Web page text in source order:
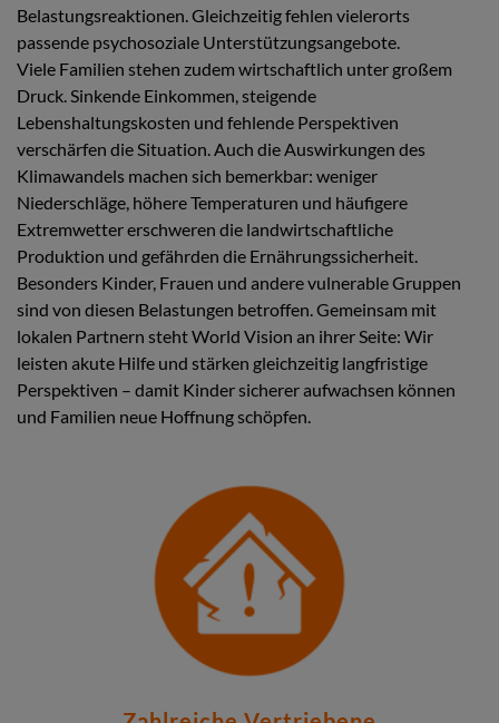
Belastungsreaktionen. Gleichzeitig fehlen vielerorts
passende psychosoziale Unterstützungsangebote.
Viele Familien stehen zudem wirtschaftlich unter großem
Druck. Sinkende Einkommen, steigende
Lebenshaltungskosten und fehlende Perspektiven
verschärfen die Situation. Auch die Auswirkungen des
Klimawandels machen sich bemerkbar: weniger
Niederschläge, höhere Temperaturen und häufigere
Extremwetter erschweren die landwirtschaftliche
Produktion und gefährden die Ernährungssicherheit.
Besonders Kinder, Frauen und andere vulnerable Gruppen
sind von diesen Belastungen betroffen. Gemeinsam mit
lokalen Partnern steht World Vision an ihrer Seite: Wir
leisten akute Hilfe und stärken gleichzeitig langfristige
Perspektiven – damit Kinder sicherer aufwachsen können
und Familien neue Hoffnung schöpfen.